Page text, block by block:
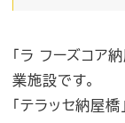
「ラ フーズコア
業施設です。
「テラッセ納屋